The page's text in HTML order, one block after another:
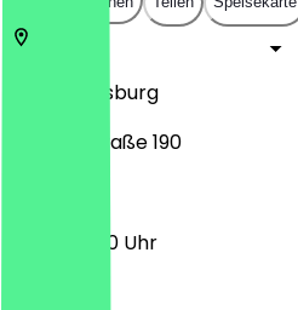
Duisburg
Schifferstraße 190
11:30 - 23:00 Uhr